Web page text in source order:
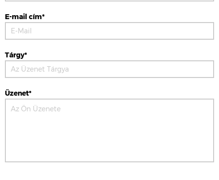
E-mail cím*
Tárgy*
Üzenet*